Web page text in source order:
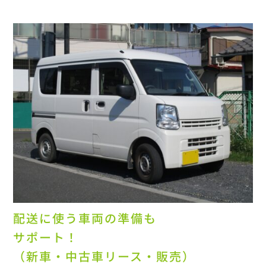
配送に使う車両の準備も
サポート！
（新車・中古車リース・販売）